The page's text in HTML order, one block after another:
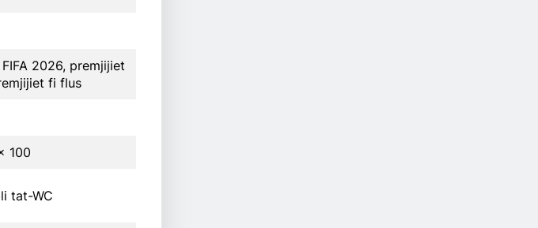
2026, premjijiet
fi flus
100
tat-WC